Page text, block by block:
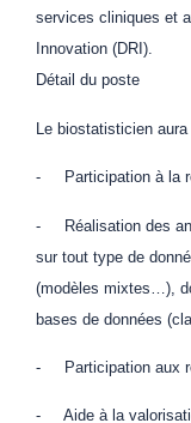
services cliniques et
Innovation (DRI).
Détail du poste
Le biostatisticien
- Participation à la
- Réalisation des
sur tout type de
(modèles mixtes…),
bases de données
- Participation aux
- Aide à la